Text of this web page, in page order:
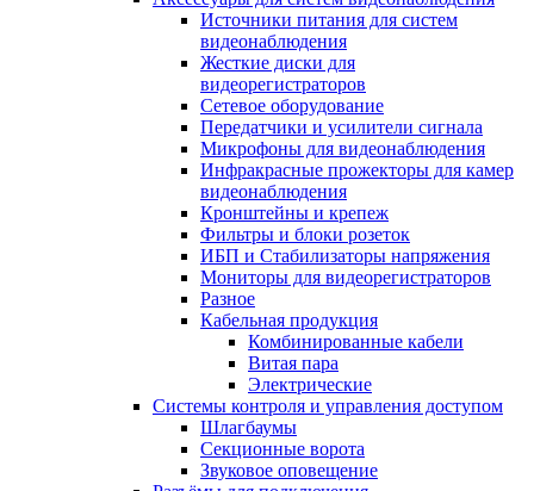
Источники питания для систем
видеонаблюдения
Жесткие диски для
видеорегистраторов
Сетевое оборудование
Передатчики и усилители сигнала
Микрофоны для видеонаблюдения
Инфракрасные прожекторы для камер
видеонаблюдения
Кронштейны и крепеж
Фильтры и блоки розеток
ИБП и Стабилизаторы напряжения
Мониторы для видеорегистраторов
Разное
Кабельная продукция
Комбинированные кабели
Витая пара
Электрические
Системы контроля и управления доступом
Шлагбаумы
Секционные ворота
Звуковое оповещение